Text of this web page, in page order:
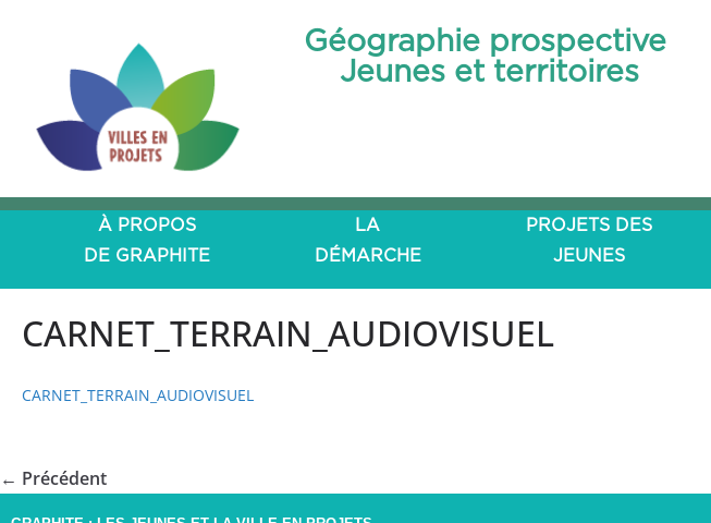
Géographie prospective
Jeunes et territoires
À PROPOS
DE GRAPHITE
LA
DÉMARCHE
PROJETS DES
JEUNES
CARNET_TERRAIN_AUDIOVISUEL
CARNET_TERRAIN_AUDIOVISUEL
← Précédent